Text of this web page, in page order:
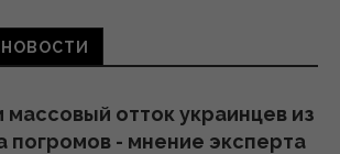
украинских
- ISW
2026
отток украинцев из
погромов - мнение эксперта